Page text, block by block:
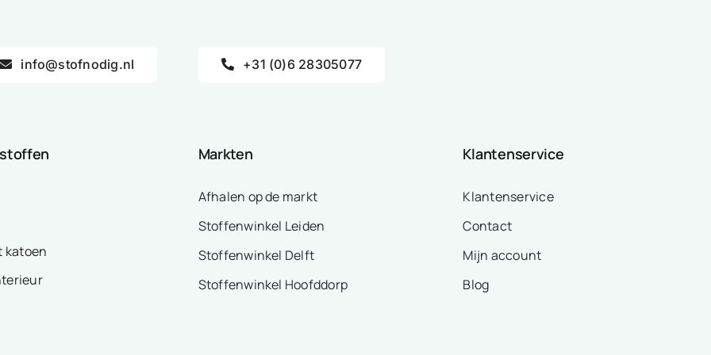
info@stofnodig.nl +31 (0)6 28305077
katoen
Markten
Afhalen op de markt
Stoffenwinkel Leiden
Stoffenwinkel Delft
Stoffenwinkel Hoofddorp
Klantenservice
Klantenservice
Contact
Mijn account
Blog